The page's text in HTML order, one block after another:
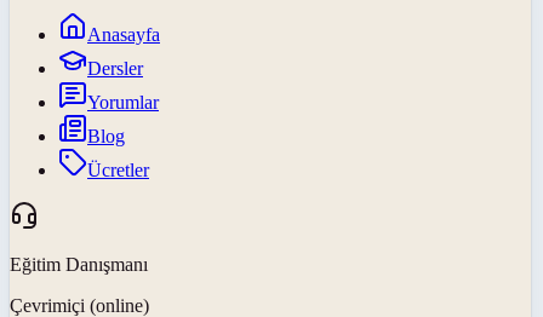
Anasayfa
Dersler
Yorumlar
Blog
Ücretler
Eğitim Danışmanı
Çevrimiçi (online)